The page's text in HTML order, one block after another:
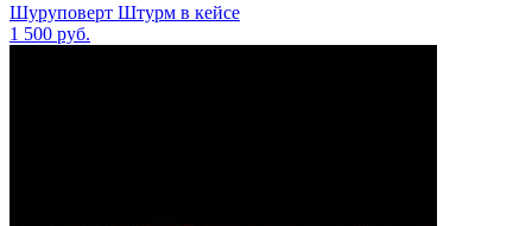
Шуруповерт Штурм в кейсе
1 500 руб.